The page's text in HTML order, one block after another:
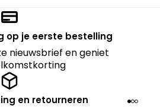
op je eerste bestelling
nieuwsbrief en geniet
en retourneren